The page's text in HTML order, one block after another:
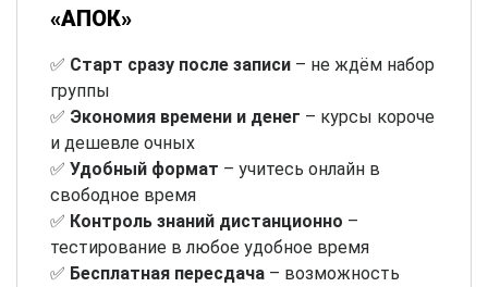
«АПОК»
✅ Старт сразу после записи – не ждём набор
группы
✅ Экономия времени и денег – курсы короче
и дешевле очных
✅ Удобный формат – учитесь онлайн в
свободное время
✅ Контроль знаний дистанционно –
тестирование в любое удобное время
✅ Бесплатная пересдача – возможность